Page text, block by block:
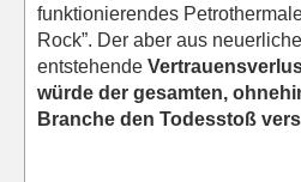
funktionierendes
Rock”. Der aber aus
entstehende
würde der gesamten,
Branche den Todesstoß